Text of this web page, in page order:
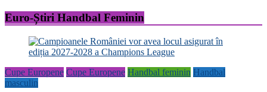
Euro-Știri Handbal Feminin
Cupe Europene Cupe Europene Handbal feminin Handbal
masculin